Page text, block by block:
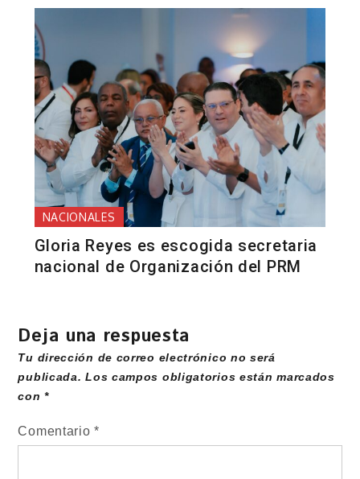
NACIONALES
Gloria Reyes es escogida secretaria
nacional de Organización del PRM
Deja una respuesta
Tu dirección de correo electrónico no será
publicada. Los campos obligatorios están marcados
con*
Comentario*